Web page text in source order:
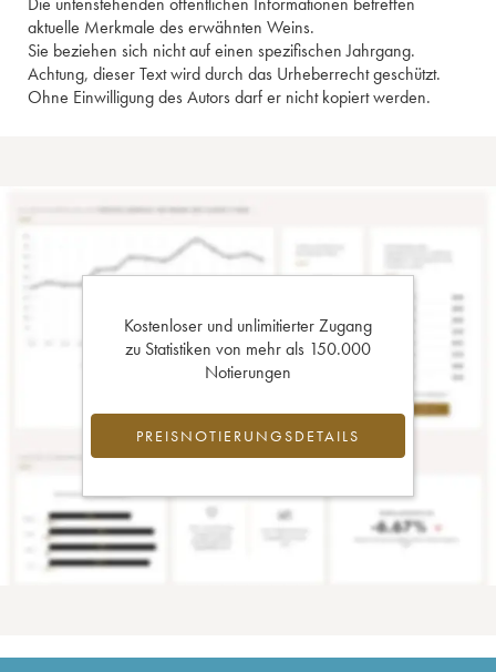
aktuelle Merkmale des erwähnten Weins.
Sie beziehen sich nicht auf einen spezifischen Jahrgang.
Achtung, dieser Text wird durch das Urheberrecht geschützt.
Ohne Einwilligung des Autors darf er nicht kopiert werden.
Kostenloser und unlimitierter Zugang
zu Statistiken von mehr als 150.000
Notierungen
PREISNOTIERUNGSDETAILS